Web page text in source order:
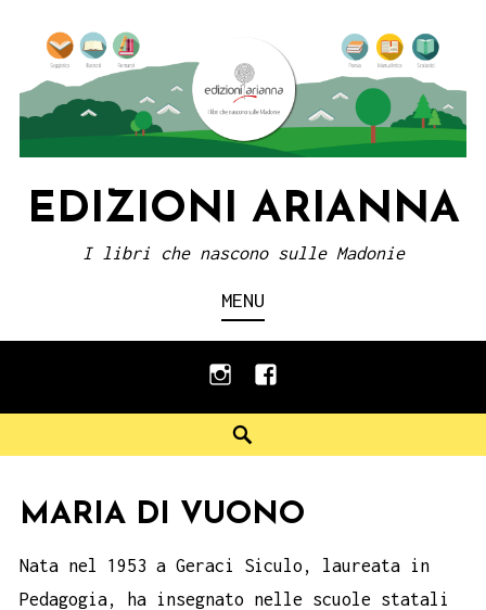
content
EDIZIONI ARIANNA
I libri che nascono sulle Madonie
MENU
instagramfacebook
MARIA DI VUONO
Nata nel 1953 a Geraci Siculo, laureata in
Pedagogia, ha insegnato nelle scuole statali